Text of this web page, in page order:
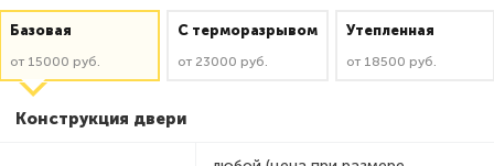
Базовая
от 15000 руб.
C терморазрывом
от 23000 руб.
Утепленная
от 18500 руб.
Конструкция двери